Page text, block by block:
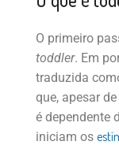
O primeiro
toddler. Em
traduzida
que, apesar
é dependente
iniciam os